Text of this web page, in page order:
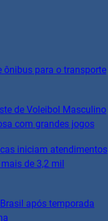
ônibus para o transporte
de Voleibol Masculino
com grandes jogos
iniciam atendimentos
de 3,2 mil
após temporada